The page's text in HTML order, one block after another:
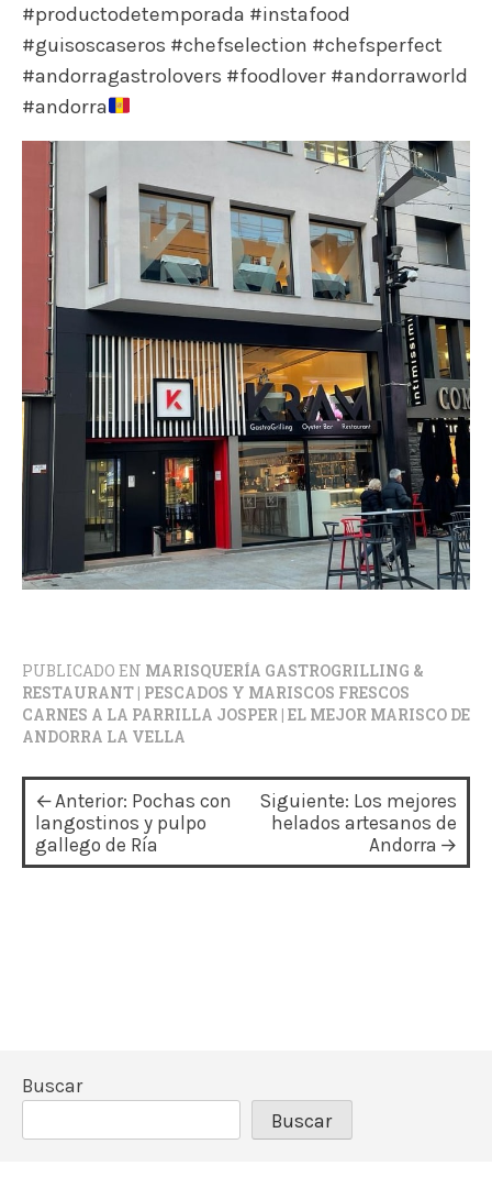
#productodetemporada #instafood
#guisoscaseros #chefselection #chefsperfect
#andorragastrolovers #foodlover #andorraworld
#andorra
PUBLICADO EN MARISQUERÍA GASTROGRILLING &
RESTAURANT | PESCADOS Y MARISCOS FRESCOS
CARNES A LA PARRILLA JOSPER | EL MEJOR MARISCO DE
ANDORRA LA VELLA
N
a
v
ó
n
Anterior: Pochas con
langostinos y pulpo
gallego de Ría
Siguiente: Los mejores
helados artesanos de
Andorra
Buscar
Buscar